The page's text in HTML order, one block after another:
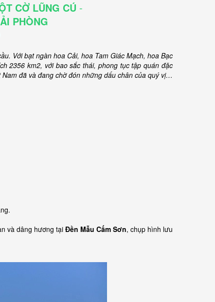
CỜ LŨNG CÚ -
PHÒNG
Với bạt ngàn hoa Cải, hoa Tam Giác Mạch, hoa Bạc
2356 km2, với bao sắc thái, phong tục tập quán đặc
đã và đang chờ đón những dấu chân của quý vị…
và dâng hương tại Đền Mẫu Cấm Sơn, chụp hình lưu